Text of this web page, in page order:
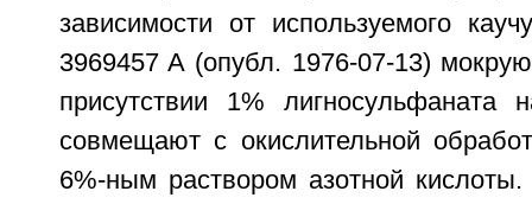
зависимости от используемого
3969457 A (опубл. 1976-07-13)
присутствии 1% лигносульфаната
совмещают с окислительной
6%-ным раствором азотной